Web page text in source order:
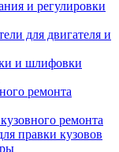
и регулировки
для двигателя и
и шлифовки
ремонта
ремонта
правки кузовов